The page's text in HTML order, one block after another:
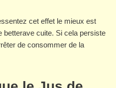
cet effet le mieux est
betterave cuite. Si cela persiste
de consommer de la